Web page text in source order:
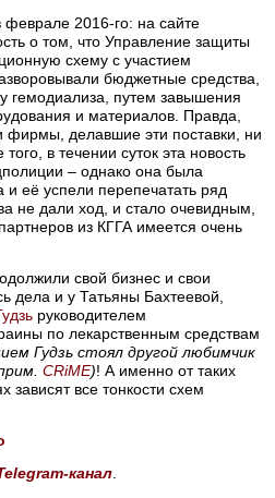
2016-го: на сайте
о том, что Управление защиты
схему с участием
бюджетные средства,
гемодиализа, путем завышения
и материалов. Правда,
фирмы, делавшие эти поставки, ни
в течении суток эта новость
– однако она была
её успели перепечатать ряд
не дали ход, и стало очевидным,
из КГГА имеется очень
свой бизнес и свои
дела и у Татьяны Бахтеевой,
руководителем
по лекарственным средствам
Гудзь стоял другой любимчик
прим.CRiME)! А именно от таких
все тонкости схем
канал